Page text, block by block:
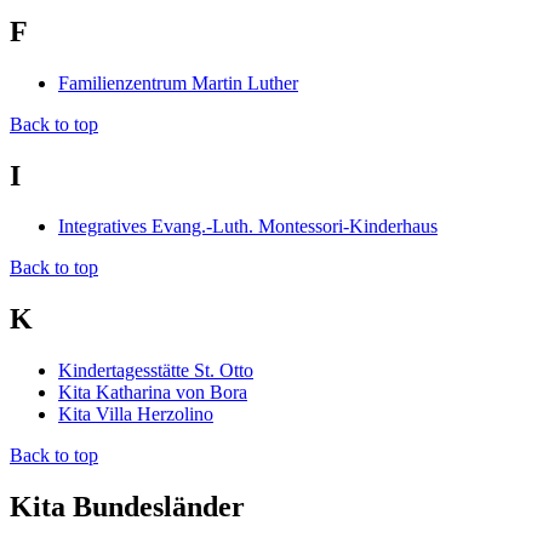
F
Familienzentrum Martin Luther
Back to top
I
Integratives Evang.-Luth. Montessori-Kinderhaus
Back to top
K
Kindertagesstätte St. Otto
Kita Katharina von Bora
Kita Villa Herzolino
Back to top
Kita Bundesländer